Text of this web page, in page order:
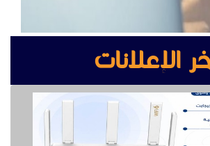
سرعة وأداء موثوق لشبكتك